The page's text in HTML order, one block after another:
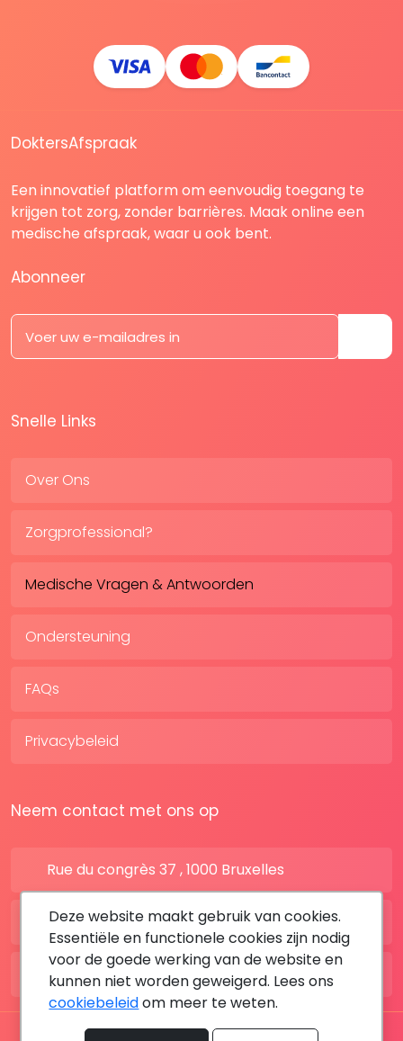
DoktersAfspraak
Een innovatief platform om eenvoudig toegang te
krijgen tot zorg, zonder barrières. Maak online een
medische afspraak, waar u ook bent.
Abonneer
Snelle Links
Over Ons
Zorgprofessional?
Medische Vragen & Antwoorden
Ondersteuning
FAQs
Privacybeleid
Neem contact met ons op
Rue du congrès 37 , 1000 Bruxelles
BE: +32 28080227
FR: +33 183642895
Deze website maakt gebruik van cookies.
Essentiële en functionele cookies zijn nodig
voor de goede werking van de website en
kunnen niet worden geweigerd. Lees ons
cookiebeleidom meer te weten.